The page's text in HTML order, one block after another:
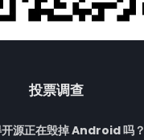
投票调查
源正在毁掉 Android 吗？